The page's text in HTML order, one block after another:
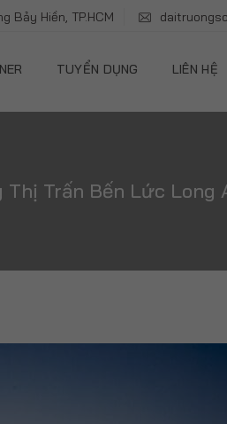
Bảy Hiền, TP.HCM
TUYỂN DỤNG LIÊN HỆ
Trấn Bến Lức Long